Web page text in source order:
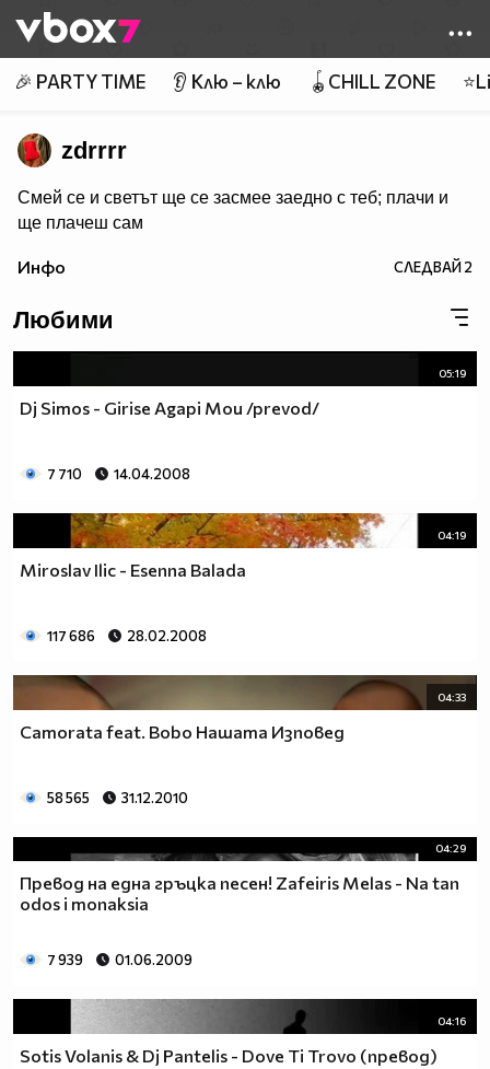
👾
🎉 PARTY TIME 👂 Клю – клю 🪀CHILL ZONE
zdrrrr
Смей се и светът ще се засмее заедно с теб; плачи и
ще плачеш сам
Инфо СЛЕДВАЙ2
Любими
05:19
Dj Simos - Girise Agapi Mou /prevod/
7 710 14.04.2008
04:19
Miroslav Ilic - Esenna Balada
117 686 28.02.2008
04:33
Camorata feat. Bobo Нашата Изповед
58 565 31.12.2010
04:29
Превод на една гръцка песен! Zafeiris Melas - Na tan
odos i monaksia
7 939 01.06.2009
04:16
Sotis Volanis & Dj Pantelis - Dove Ti Trovo (превод)